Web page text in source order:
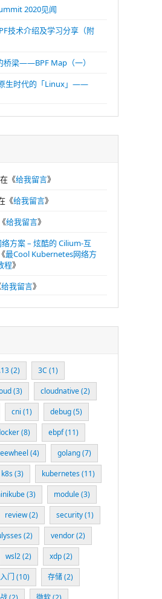
2020见闻
技术介绍及学习分享（附
桥梁——BPF Map（一）
生时代的「Linux」——
《给我留言》
《给我留言》
给我留言》
方案 – 炫酷的 Cilium-互
最Cool Kubernetes网络方
程》
给我留言》
(2) 3C (1)
(3) cloudnative(2)
cni (1) debug(5)
(8) ebpf(11)
(4) golang(7)
k8s(3) kubernetes(11)
(3) module(3)
review(2) security(1)
(2) vendor(2)
wsl2(2) xdp(2)
入门 (10) 存储(2)